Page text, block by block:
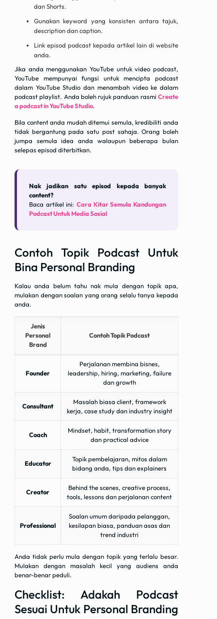
dan Shorts.
Gunakan keyword yang konsisten antara tajuk,
description dan caption.
Link episod podcast kepada artikel lain di website
anda.
Jika anda menggunakan YouTube untuk video podcast,
YouTube mempunyai fungsi untuk mencipta podcast
dalam YouTube Studio dan menambah video ke dalam
podcast playlist. Anda boleh rujuk panduan rasmi Create
a podcast in YouTube Studio.
Bila content anda mudah ditemui semula, kredibiliti anda
tidak bergantung pada satu post sahaja. Orang boleh
jumpa semula idea anda walaupun beberapa bulan
selepas episod diterbitkan.
Nak jadikan satu episod kepada banyak
content?
Baca artikel ini: Cara Kitar Semula Kandungan
Podcast Untuk Media Sosial
Contoh Topik Podcast Untuk
Bina Personal Branding
Kalau anda belum tahu nak mula dengan topik apa,
mulakan dengan soalan yang orang selalu tanya kepada
anda.
Jenis
Personal
Brand
Contoh Topik Podcast
Founder
Perjalanan membina bisnes,
leadership, hiring, marketing, failure
dan growth
Consultant
Masalah biasa client, framework
kerja, case study dan industry insight
Coach
Mindset, habit, transformation story
dan practical advice
Educator
Topik pembelajaran, mitos dalam
bidang anda, tips dan explainers
Creator
Behind the scenes, creative process,
tools, lessons dan perjalanan content
Professional
Soalan umum daripada pelanggan,
kesilapan biasa, panduan asas dan
trend industri
Anda tidak perlu mula dengan topik yang terlalu besar.
Mulakan dengan masalah kecil yang audiens anda
benar-benar peduli.
Checklist: Adakah Podcast
Sesuai Untuk Personal Branding